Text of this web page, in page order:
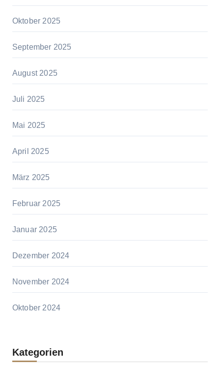
Oktober 2025
September 2025
August 2025
Juli 2025
Mai 2025
April 2025
März 2025
Februar 2025
Januar 2025
Dezember 2024
November 2024
Oktober 2024
Kategorien